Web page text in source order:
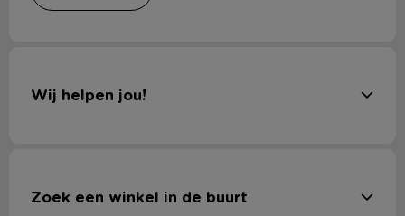
Wij helpen jou!
Zoek een winkel in de buurt